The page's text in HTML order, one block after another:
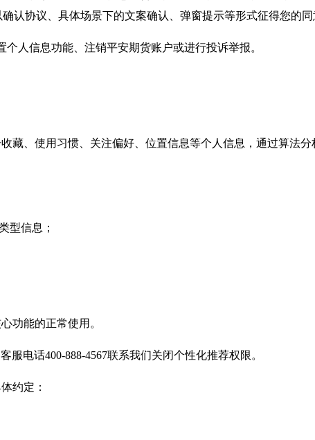
认协议、具体场景下的文案确认、弹窗提示等形式征得您的同
人信息功能、注销平安期货账户或进行投诉举报。
藏、使用习惯、关注偏好、位置信息等个人信息，通过算法
型信息；
功能的正常使用。
电话400-888-4567联系我们关闭个性化推荐权限。
约定：